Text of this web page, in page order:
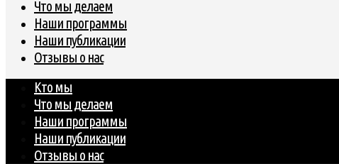
Что мы делаем
Наши программы
Наши публикации
Отзывы о нас
Кто мы
Что мы делаем
Наши программы
Наши публикации
Отзывы о нас